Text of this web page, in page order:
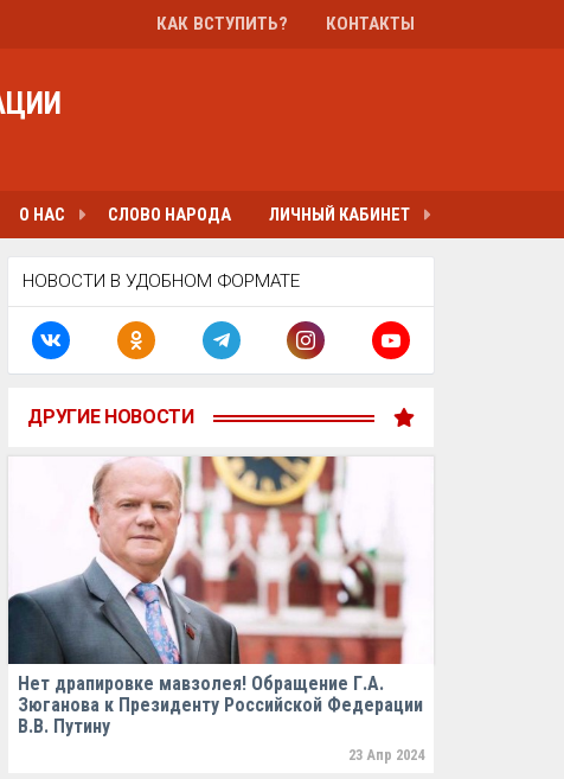
КАК ВСТУПИТЬ? КОНТАКТЫ
О НАС СЛОВО НАРОДА ЛИЧНЫЙ КАБИНЕТ
НОВОСТИ В УДОБНОМ ФОРМАТЕ
ДРУГИЕ НОВОСТИ
Нет драпировке мавзолея! Обращение Г.А.
Зюганова к Президенту Российской Федерации
В.В. Путину
23 Апр 2024